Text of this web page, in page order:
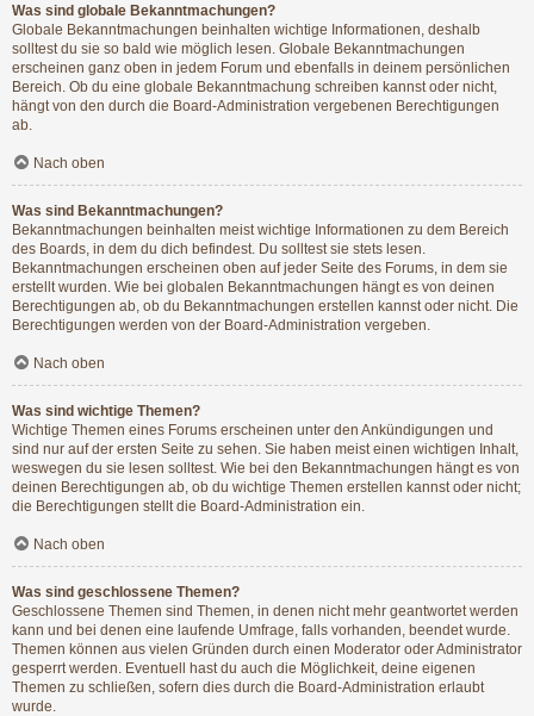
Was sind globale Bekanntmachungen?
Globale Bekanntmachungen beinhalten wichtige Informationen, deshalb
solltest du sie so bald wie möglich lesen. Globale Bekanntmachungen
erscheinen ganz oben in jedem Forum und ebenfalls in deinem persönlichen
Bereich. Ob du eine globale Bekanntmachung schreiben kannst oder nicht,
hängt von den durch die Board-Administration vergebenen Berechtigungen
ab.
Nach oben
Was sind Bekanntmachungen?
Bekanntmachungen beinhalten meist wichtige Informationen zu dem Bereich
des Boards, in dem du dich befindest. Du solltest sie stets lesen.
Bekanntmachungen erscheinen oben auf jeder Seite des Forums, in dem sie
erstellt wurden. Wie bei globalen Bekanntmachungen hängt es von deinen
Berechtigungen ab, ob du Bekanntmachungen erstellen kannst oder nicht. Die
Berechtigungen werden von der Board-Administration vergeben.
Nach oben
Was sind wichtige Themen?
Wichtige Themen eines Forums erscheinen unter den Ankündigungen und
sind nur auf der ersten Seite zu sehen. Sie haben meist einen wichtigen Inhalt,
weswegen du sie lesen solltest. Wie bei den Bekanntmachungen hängt es von
deinen Berechtigungen ab, ob du wichtige Themen erstellen kannst oder nicht;
die Berechtigungen stellt die Board-Administration ein.
Nach oben
Was sind geschlossene Themen?
Geschlossene Themen sind Themen, in denen nicht mehr geantwortet werden
kann und bei denen eine laufende Umfrage, falls vorhanden, beendet wurde.
Themen können aus vielen Gründen durch einen Moderator oder Administrator
gesperrt werden. Eventuell hast du auch die Möglichkeit, deine eigenen
Themen zu schließen, sofern dies durch die Board-Administration erlaubt
wurde.